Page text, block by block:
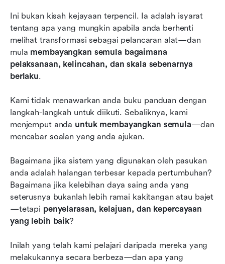
Ini bukan kisah kejayaan terpencil. Ia adalah isyarat
tentang apa yang mungkin apabila anda berhenti
melihat transformasi sebagai pelancaran alat—dan
mula membayangkan semula bagaimana
pelaksanaan, kelincahan, dan skala sebenarnya
berlaku.
Kami tidak menawarkan anda buku panduan dengan
langkah-langkah untuk diikuti. Sebaliknya, kami
menjemput anda untuk membayangkan semula—dan
mencabar soalan yang anda ajukan.
Bagaimana jika sistem yang digunakan oleh pasukan
anda adalah halangan terbesar kepada pertumbuhan?
Bagaimana jika kelebihan daya saing anda yang
seterusnya bukanlah lebih ramai kakitangan atau bajet
—tetapi penyelarasan, kelajuan, dan kepercayaan
yang lebih baik?
Inilah yang telah kami pelajari daripada mereka yang
melakukannya secara berbeza—dan apa yang